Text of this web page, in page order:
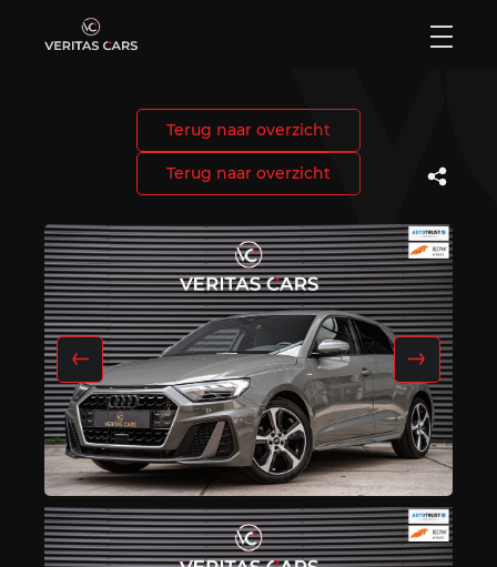
Home
Aanbod
Diensten
Verkocht
Over ons
Contact
Terug naar overzicht
Terug naar overzicht